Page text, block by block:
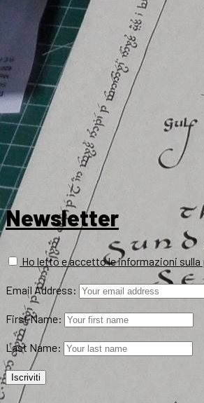
Newsletter
Ho letto e accetto le informazioni sulla
Email Address:
First Name:
Last Name: